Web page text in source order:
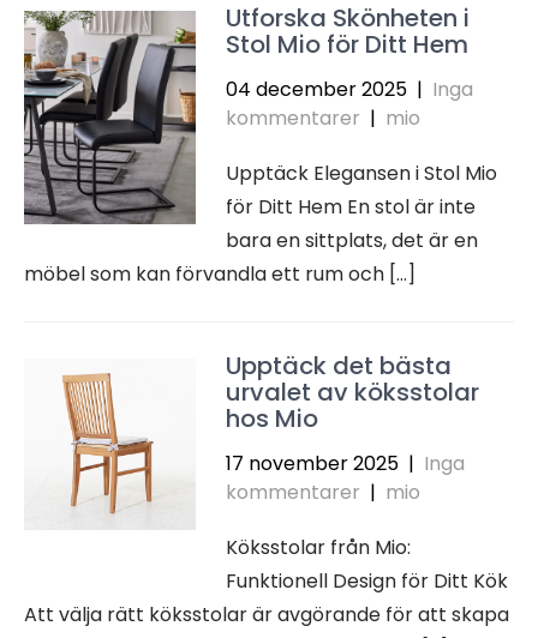
Utforska Skönheten i
Stol Mio för Ditt Hem
04 december 2025 | Inga
kommentarer | mio
Upptäck Elegansen i Stol Mio
för Ditt Hem En stol är inte
bara en sittplats, det är en
möbel som kan förvandla ett rum och […]
Upptäck det bästa
urvalet av köksstolar
hos Mio
17 november 2025 | Inga
kommentarer | mio
Köksstolar från Mio:
Funktionell Design för Ditt Kök
Att välja rätt köksstolar är avgörande för att skapa